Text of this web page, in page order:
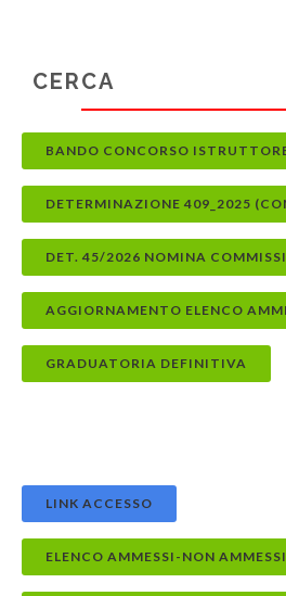
BANDO CONCORSO
DETERMINAZIONE 409_2025
DET. 45/2026 NOMINA
AGGIORNAMENTO ELENCO
GRADUATORIA DEFINITIVA
LINK ACCESSO
ELENCO AMMESSI-NON